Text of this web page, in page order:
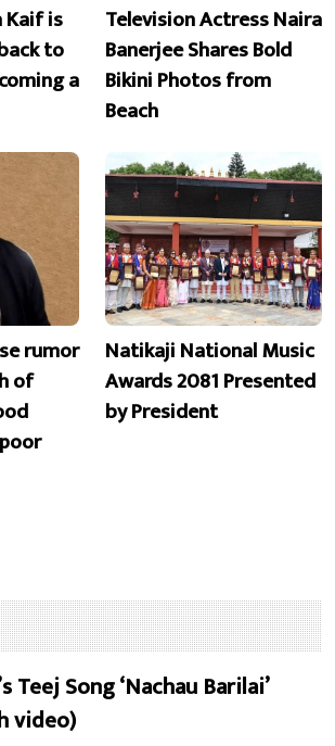
is
to
a
Television Actress Naira
Banerjee Shares Bold
Bikini Photos from
Beach
rumor
of
Natikaji National Music
Awards 2081 Presented
by President
Teej Song ‘Nachau Barilai’
video)